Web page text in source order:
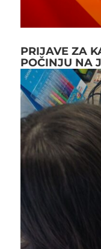
PRIJAVE ZA
POČINJU NA